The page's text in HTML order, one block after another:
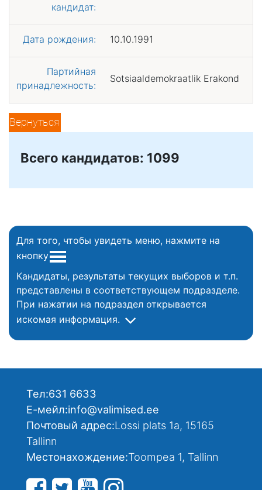
кандидат:
Дата рождения: 10.10.1991
Партийная
принадлежность:
Sotsiaaldemokraatlik Erakond
Вернуться
Всего кандидатов: 1099
Для того, чтобы увидеть меню, нажмите на
кнопку
Кандидаты, результаты текущих выборов и т.п.
представлены в соответствующем подразделе.
При нажатии на подраздел открывается
искомая информация.
Тел:631 6633
Е-мейл:info@valimised.ee
Почтовый адрес:Lossi plats 1a, 15165
Tallinn
Местонахождение:Toompea 1, Tallinn